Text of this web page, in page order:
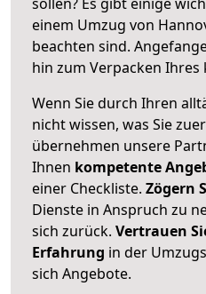
einem Umzug von
beachten sind.
hin zum Verpacken
Wenn Sie durch Ihren
nicht wissen, was Sie
übernehmen unsere
Ihnen kompetente
einer Checkliste. Zögern
Dienste in Anspruch zu
sich zurück. Vertrauen
Erfahrung in der
sich Angebote.